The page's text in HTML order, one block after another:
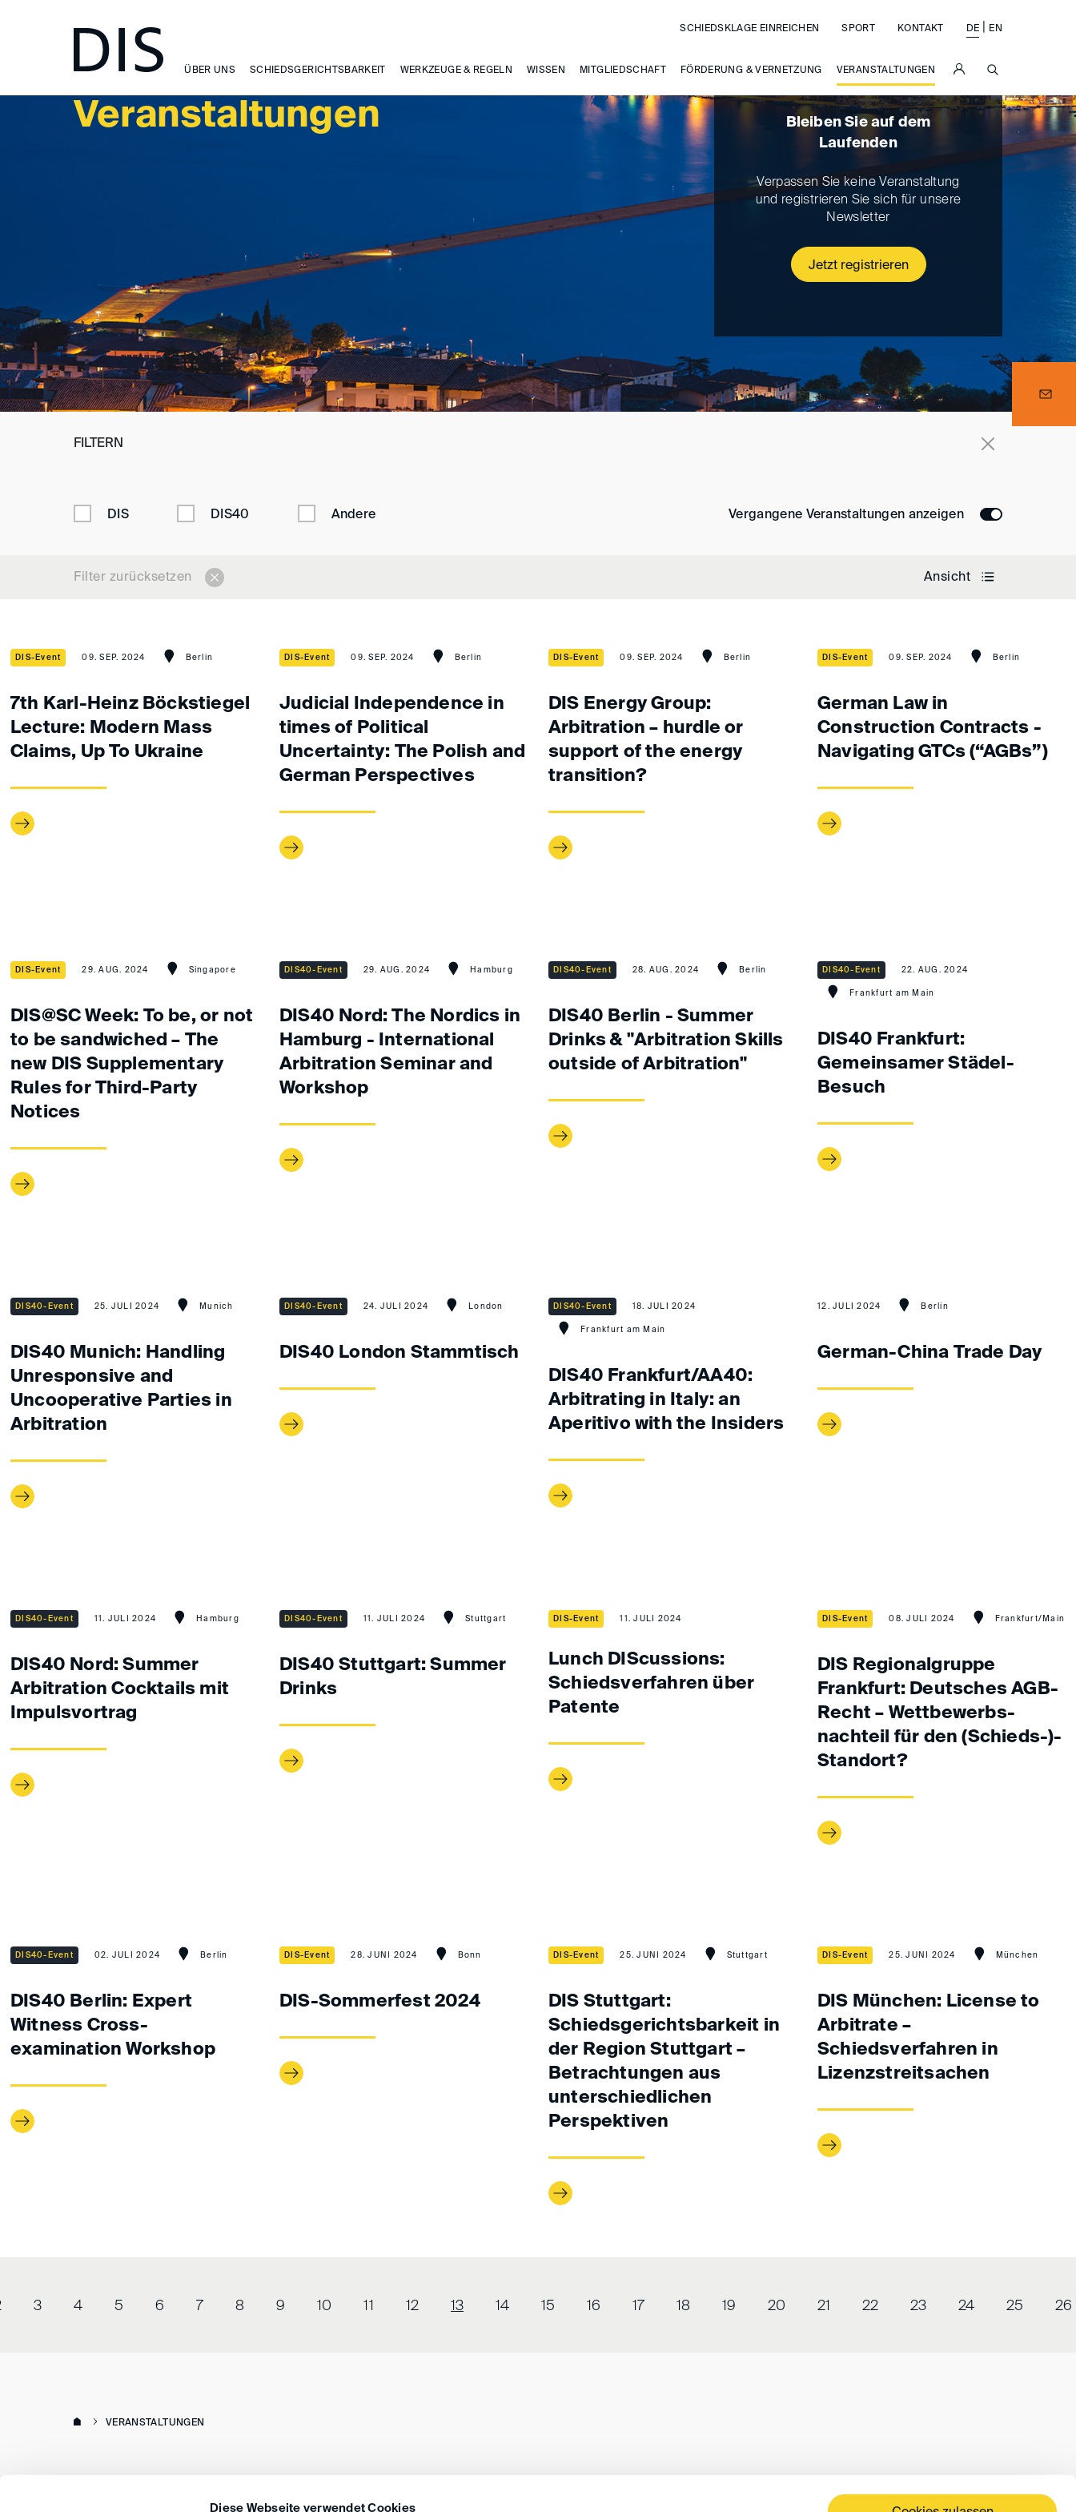
Diese Webseite verwendet Cookies
ÜBER UNS SCHIEDSGERICHTSBARKEIT WERKZEUGE & REGELN WISSEN MITGLIEDSCHAFT FÖRDERUNG & VERNETZUNG VERANSTALTUNGEN
SCHIEDSKLAGE EINREICHEN SPORT KONTAKT DE EN
Veranstaltungen
VERANSTALTUNGEN
Bleiben Sie auf dem
Laufenden
Verpassen Sie keine Veranstaltung
und registrieren Sie sich für unsere
Newsletter
Jetzt registrieren
FILTERN
DIS DIS40 Andere Vergangene Veranstaltungen anzeigen
Filter zurücksetzen Ansicht
DIS-Event 09. SEP. 2024 Berlin
7th Karl-Heinz Böckstiegel
Lecture: Modern Mass
Claims, Up To Ukraine
DIS-Event 09. SEP. 2024 Berlin
Judicial Independence in
times of Political
Uncertainty: The Polish and
German Perspectives
DIS-Event 09. SEP. 2024 Berlin
DIS Energy Group:
Arbitration – hurdle or
support of the energy
transition?
DIS-Event 09. SEP. 2024 Berlin
German Law in
Construction Contracts -
Navigating GTCs (“AGBs”)
DIS-Event 29. AUG. 2024 Singapore
DIS@SC Week: To be, or not
to be sandwiched – The
new DIS Supplementary
Rules for Third-Party
Notices
DIS40-Event 29. AUG. 2024 Hamburg
DIS40 Nord: The Nordics in
Hamburg - International
Arbitration Seminar and
Workshop
DIS40-Event 28. AUG. 2024 Berlin
DIS40 Berlin - Summer
Drinks & "Arbitration Skills
outside of Arbitration"
DIS40-Event 22. AUG. 2024
Frankfurt am Main
DIS40 Frankfurt:
Gemeinsamer Städel-
Besuch
DIS40-Event 25. JULI 2024 Munich
DIS40 Munich: Handling
Unresponsive and
Uncooperative Parties in
Arbitration
DIS40-Event 24. JULI 2024 London
DIS40 London Stammtisch
DIS40-Event 18. JULI 2024
Frankfurt am Main
DIS40 Frankfurt/AA40:
Arbitrating in Italy: an
Aperitivo with the Insiders
12. JULI 2024 Berlin
German-China Trade Day
DIS40-Event 11. JULI 2024 Hamburg
DIS40 Nord: Summer
Arbitration Cocktails mit
Impulsvortrag
DIS40-Event 11. JULI 2024 Stuttgart
DIS40 Stuttgart: Summer
Drinks
DIS-Event 11. JULI 2024
Lunch DIScussions:
Schiedsverfahren über
Patente
DIS-Event 08. JULI 2024 Frankfurt/Main
DIS Regionalgruppe
Frankfurt: Deutsches AGB-
Recht – Wett­bewerbs­
nachteil für den (Schieds-)­
Standort?
DIS40-Event 02. JULI 2024 Berlin
DIS40 Berlin: Expert
Witness Cross-
examination Workshop
DIS-Event 28. JUNI 2024 Bonn
DIS-Sommerfest 2024
DIS-Event 25. JUNI 2024 Stuttgart
DIS Stuttgart:
Schiedsgerichtsbarkeit in
der Region Stuttgart –
Betrachtungen aus
unterschiedlichen
Perspektiven
DIS-Event 25. JUNI 2024 München
DIS München: License to
Arbitrate –
Schiedsverfahren in
Lizenzstreitsachen
3 4 5 6 7 8 9 10 11 12 13 14 15 16 17 18 19 20 21 22 23 24 25 26
VERANSTALTUNGEN